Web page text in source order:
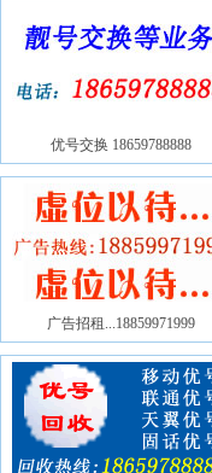
优号交换 18659788888
广告招租...18859971999